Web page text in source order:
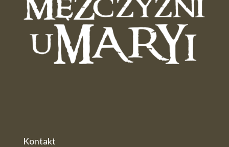
Kontakt